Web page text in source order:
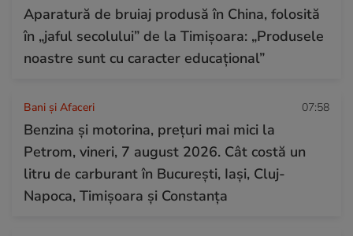
Aparatură de bruiaj produsă în China, folosită
în „jaful secolului” de la Timișoara: „Produsele
noastre sunt cu caracter educațional”
Bani și Afaceri 07:58
Benzina și motorina, prețuri mai mici la
Petrom, vineri, 7 august 2026. Cât costă un
litru de carburant în București, Iași, Cluj-
Napoca, Timișoara și Constanța